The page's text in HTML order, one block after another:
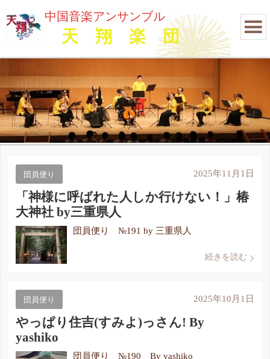
中国音楽アンサンブル
天 翔 楽 団
団員便り 2025年11月1日
「神様に呼ばれた人しか行けない！」椿
大神社 by三重県人
団員便り №191 by 三重県人
続きを読む
団員便り 2025年10月1日
やっぱり住吉(すみよ)っさん! By
yashiko
団員便り №190 By yashiko